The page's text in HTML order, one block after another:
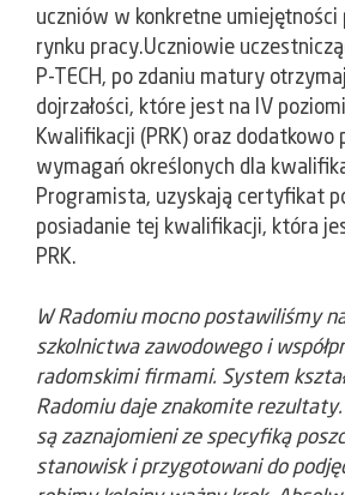
uczniów w konkretne umiejętności
rynku pracy.Uczniowie
P-TECH, po zdaniu matury
dojrzałości, które jest na IV
Kwalifikacji (PRK) oraz dodatkowo
wymagań określonych dla
Programista, uzyskają certyfikat
posiadanie tej kwalifikacji, która
PRK.
W Radomiu mocno postawiliśmy
szkolnictwa zawodowego i
radomskimi firmami. System
Radomiu daje znakomite
są zaznajomieni ze specyfiką
stanowisk i przygotowani do